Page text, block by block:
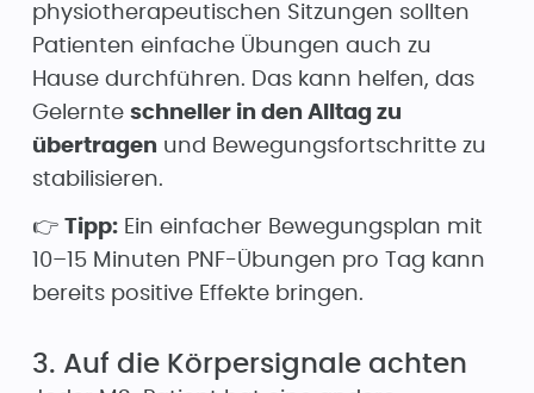
physiotherapeutischen Sitzungen sollten
Patienten einfache Übungen auch zu
Hause durchführen. Das kann helfen, das
Gelernte schneller in den Alltag zu
übertragen und Bewegungsfortschritte zu
stabilisieren.
👉 Tipp:Ein einfacher Bewegungsplan mit
10–15 Minuten PNF-Übungen pro Tag kann
bereits positive Effekte bringen.
3. Auf die Körpersignale achten